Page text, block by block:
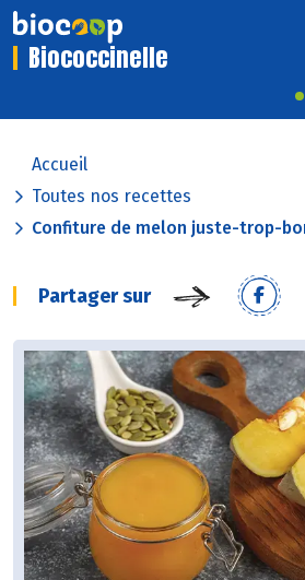
Biococcinelle
Accueil
Toutes nos recettes
Confiture de melon juste-trop-
Partager sur